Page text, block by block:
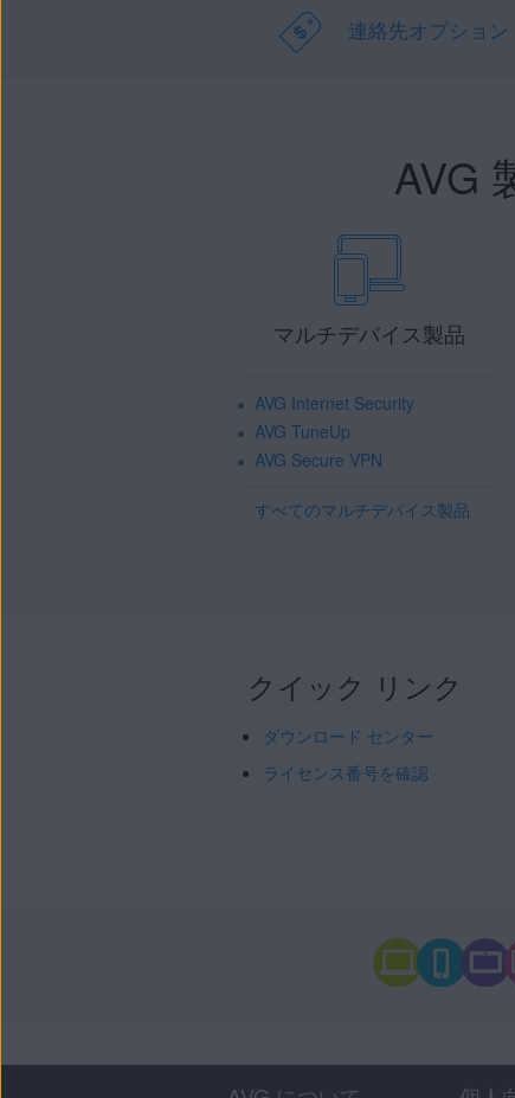
連絡先オプション
AVG
マルチデバイス製品
AVG Internet Security
AVG TuneUp
AVG Secure VPN
すべてのマルチデバイス製品
クイック リンク
ダウンロード センター
ライセンス番号を確認